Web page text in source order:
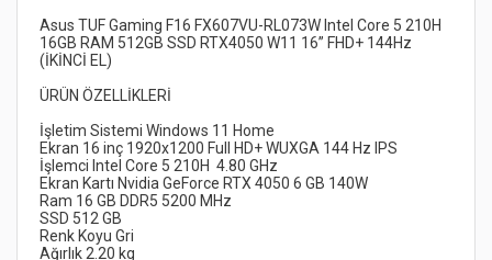
Asus TUF Gaming F16 FX607VU-RL073W Intel Core 5 210H
16GB RAM 512GB SSD RTX4050 W11 16” FHD+ 144Hz